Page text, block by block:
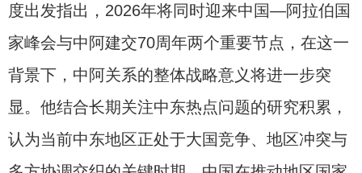
度出发指出，2026年将同时迎来中国—阿拉伯国
家峰会与中阿建交70周年两个重要节点，在这一
背景下，中阿关系的整体战略意义将进一步突
显。他结合长期关注中东热点问题的研究积累，
认为当前中东地区正处于大国竞争、地区冲突与